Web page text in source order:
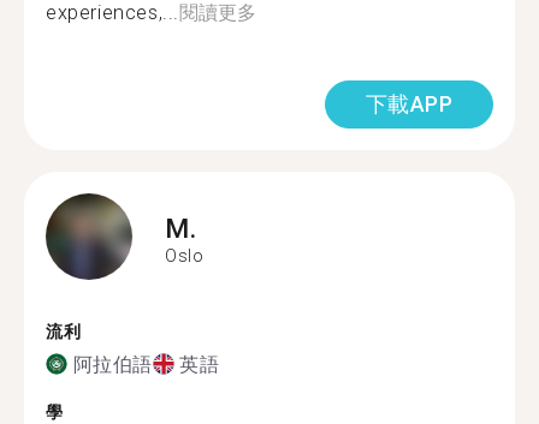
experiences,...閱讀更多
下載APP
M.
Oslo
流利
阿拉伯語 英語
學